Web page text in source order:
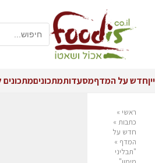
ייןחדש על המדףמסעדותמתכוניםמתכונים
ראשי »
כתבות »
חדש על
המדף »
"תבליני